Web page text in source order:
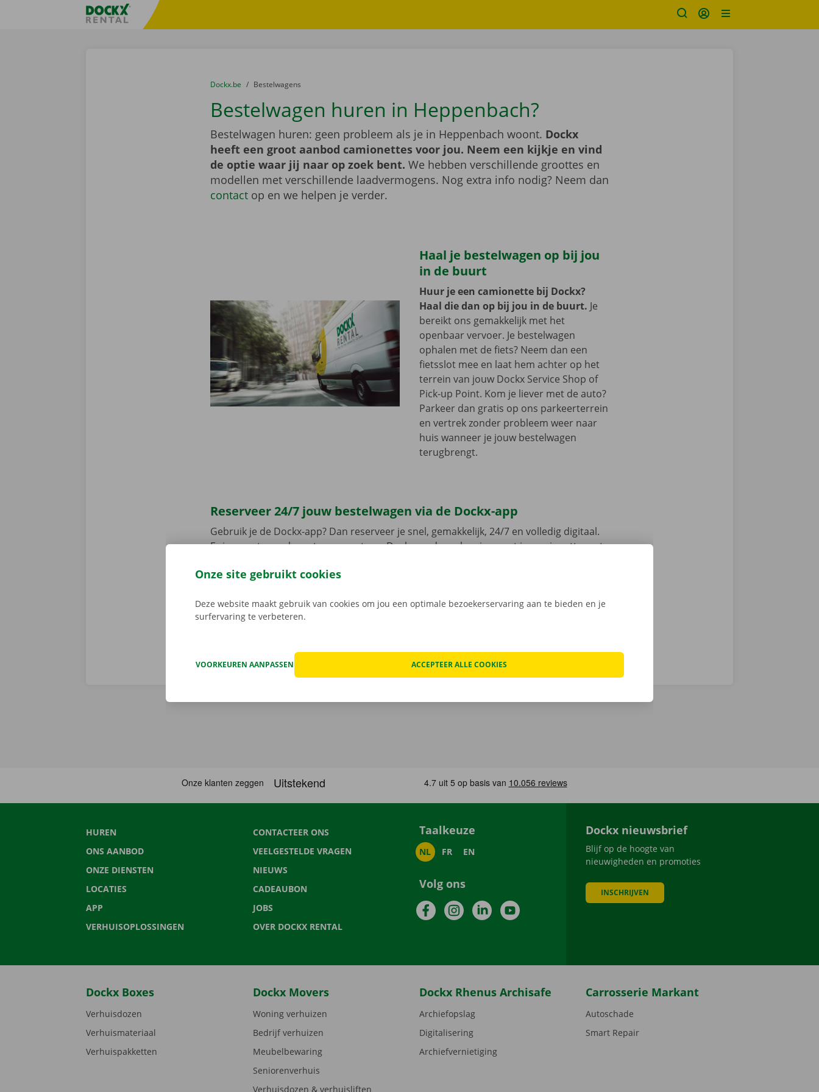
Taalselectie overslaanFratello DEMO
U bevindt zich hier:
van
Dockx.be naar
Bestelwagens
Bestelwagen huren in Heppenbach?
Bestelwagen huren: geen probleem als je in Heppenbach woont. Dockx
heeft een groot aanbod camionettes voor jou. Neem een kijkje en vind
de optie waar jij naar op zoek bent. We hebben verschillende groottes en
modellen met verschillende laadvermogens. Nog extra info nodig? Neem dan
contactop en we helpen je verder.
Haal je bestelwagen op bij jou
in de buurt
Huur je een camionette bij Dockx?
Haal die dan op bij jou in de buurt. Je
bereikt ons gemakkelijk met het
openbaar vervoer. Je bestelwagen
ophalen met de fiets? Neem dan een
fietsslot mee en laat hem achter op het
terrein van jouw Dockx Service Shop of
Pick-up Point. Kom je liever met de auto?
Parkeer dan gratis op ons parkeerterrein
en vertrek zonder probleem weer naar
huis wanneer je jouw bestelwagen
terugbrengt.
Reserveer 24/7 jouw bestelwagen via de Dockx-app
Gebruik je de Dockx-app? Dan reserveer je snel, gemakkelijk, 24/7 en volledig digitaal.
Er is geen tussenkomst meer met een Dockx medewerker: je opent je camionette met
Download de gratis app voor Android via de
HUREN
ONS AANBOD
ONZE DIENSTEN
LOCATIES
APP
VERHUISOPLOSSINGEN
CONTACTEER ONS
VEELGESTELDE VRAGEN
NIEUWS
CADEAUBON
JOBS
OVER DOCKX RENTAL
Taalkeuze
NL FR EN
Volg ons
FacebookInstagramLinkedInYouTube
Dockx nieuwsbrief
Blijf op de hoogte van
nieuwigheden en promoties
INSCHRIJVEN
Dockx Boxes
Verhuisdozen
Verhuismateriaal
Verhuispakketten
Dockx Movers
Woning verhuizen
Bedrijf verhuizen
Meubelbewaring
Seniorenverhuis
Verhuisdozen & verhuisliften
Dockx Rhenus Archisafe
Archiefopslag
Digitalisering
Archiefvernietiging
Carrosserie Markant
Autoschade
Smart Repair
Onze site gebruikt cookies
Deze website maakt gebruik van cookies om jou een optimale bezoekerservaring aan te bieden en je
surfervaring te verbeteren.
VOORKEUREN AANPASSEN ACCEPTEER ALLE COOKIES